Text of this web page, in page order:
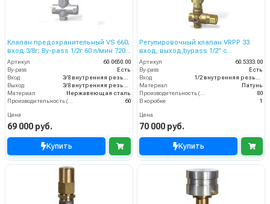
Клапан предохранительный VS 660;
вход 3/8г; By-pass 1/2г 60 л/мин 720
бар
Артикул
60.0650.00
By-pass
Есть
Вход
Выход
Материал
Нержавеющая сталь
60
Цена
69 000 руб.
Купить
Регулировочный клапан VRPP 33
вход, выход,bypass 1/2'' c
воздушным управлением 80 л/мин
310 бар
Артикул
60.5333.00
By-pass
Есть
Вход
Материал
Латунь
80
В коробке
1
Цена
70 000 руб.
Купить